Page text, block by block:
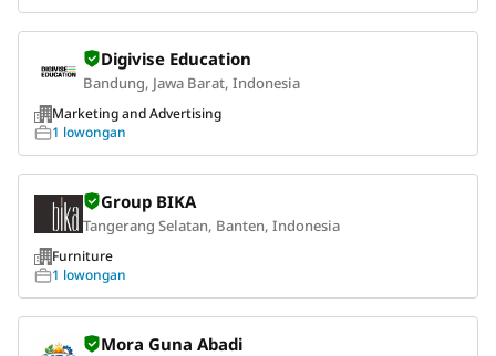
Digivise Education
Bandung, Jawa Barat, Indonesia
Marketing and Advertising
1 lowongan
Group BIKA
Tangerang Selatan, Banten, Indonesia
Furniture
1 lowongan
Mora Guna Abadi